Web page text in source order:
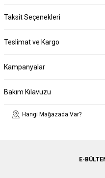
Taksit Seçenekleri
Teslimat ve Kargo
Kampanyalar
Bakım Kılavuzu
Hangi Mağazada Var?
E-